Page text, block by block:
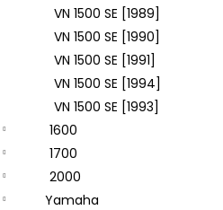
VN 1500 SE [1989]
VN 1500 SE [1990]
VN 1500 SE [1991]
VN 1500 SE [1994]
VN 1500 SE [1993]
1600
1700
2000
Yamaha